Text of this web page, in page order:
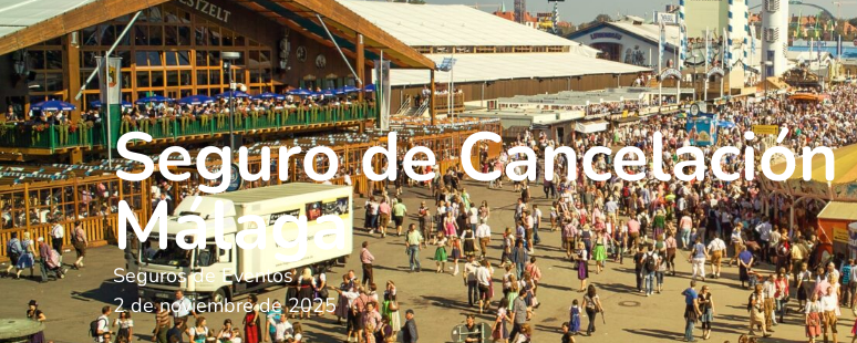
Seguro de
Málaga
Seguros de Eventos
2 de noviembre de 2025